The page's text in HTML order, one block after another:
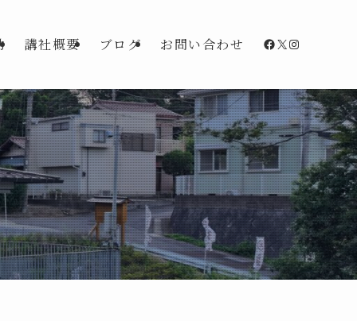
講社概要 ブログ お問い合わせ Facebook
X